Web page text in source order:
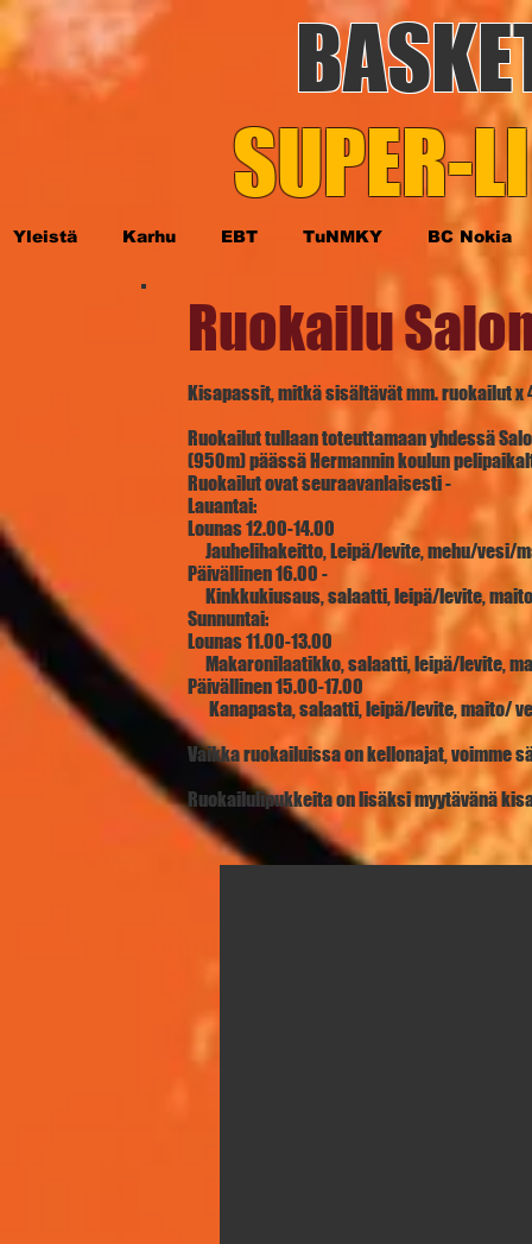
SUPER-
Yleistä Karhu EBT TuNMKY BC Nokia
Ruokailu
Kisapassit, mitkä sisältävät mm. ruokailut
Ruokailut tullaan toteuttamaan yhdessä
(950m) päässä Hermannin koulun
Ruokailut ovat seuraavanlaisesti -
Lauantai:
Lounas 12.00-14.00
Jauhelihakeitto, Leipä/levite, mehu/vesi/
Päivällinen 16.00 -
Kinkkukiusaus, salaatti, leipä/levite,
Sunnuntai:
Lounas 11.00-13.00
Makaronilaatikko, salaatti, leipä/levite,
Päivällinen 15.00-17.00
Kanapasta, salaatti, leipä/levite, maito/
Vaikka ruokailuissa on kellonajat, voimme
Ruokailulipukkeita on lisäksi myytävänä